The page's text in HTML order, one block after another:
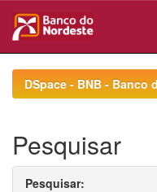
navigationDSpace - BNB - Banco
Pesquisar
Pesquisar: